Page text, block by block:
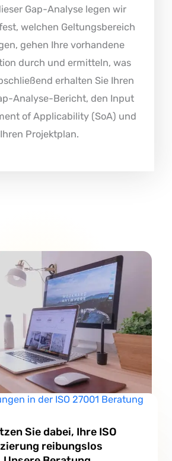
Gap-Analyse legen wir
welchen Geltungsbereich
gehen Ihre vorhandene
durch und ermitteln, was
erhalten Sie Ihren
Analyse-Bericht, den Input
of Applicability (SoA) und
Ihren Projektplan.
in der ISO 27001 Beratung
Sie dabei, Ihre ISO
reibungslos